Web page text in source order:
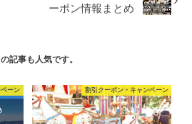
ーポン情報まとめ
記事も人気です。
ーン 割引クーポン・キャンペーン